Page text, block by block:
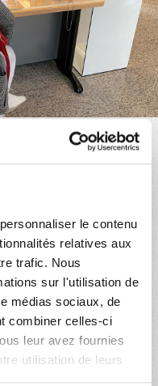
le contenu
relatives aux
trafic. Nous
sur l'utilisation de
médias sociaux, de
combiner celles-ci
leur avez fournies
utilisation de leurs
pour renforcer le
faveur de l’accès à
–
et leurs problèmes